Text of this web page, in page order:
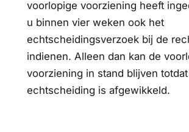
voorlopige voorziening heeft
u binnen vier weken ook het
echtscheidingsverzoek bij de
indienen. Alleen dan kan de
voorziening in stand blijven
echtscheiding is afgewikkeld.